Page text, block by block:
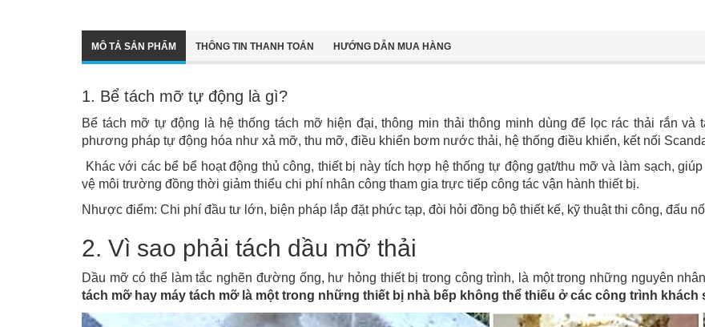
MÔ TẢ SẢN PHẨM THÔNG TIN THANH TOÁN HƯỚNG DẪN MUA HÀNG
1. Bể tách mỡ tự động là gì?
Bể tách mỡ tự động là hệ thống tách mỡ hiện đại, thông min thải thông minh dùng để lọc rác thải rắn
phương pháp tự động hóa như xả mỡ, thu mỡ, điều khiển bơm nước thải, hệ thống điều khiển, kết nối
Khác với các bể bể hoạt động thủ công, thiết bị này tích hợp hệ thống tự động gạt/thu mỡ và làm sạch,
vệ môi trường đồng thời giảm thiểu chi phí nhân công tham gia trực tiếp công tác vận hành thiết bị.
Nhược điểm: Chi phí đầu tư lớn, biện pháp lắp đặt phức tạp, đòi hỏi đồng bộ thiết kế, kỹ thuật thi công, đấu
2. Vì sao phải tách dầu mỡ thải
Dầu mỡ có thể làm tắc nghẽn đường ống, hư hỏng thiết bị trong công trình, là một trong những nguyên
tách mỡ hay máy tách mỡ là một trong những thiết bị nhà bếp không thể thiếu ở các công trình khách